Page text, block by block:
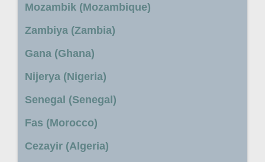
Mozambik (Mozambique)
Zambiya (Zambia)
Gana (Ghana)
Nijerya (Nigeria)
Senegal (Senegal)
Fas (Morocco)
Cezayir (Algeria)